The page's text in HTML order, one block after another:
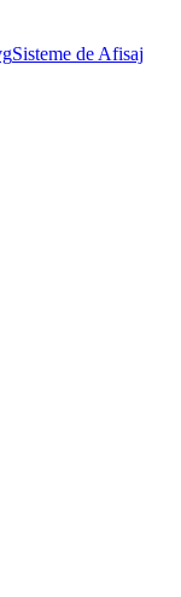
Sisteme de Afisaj